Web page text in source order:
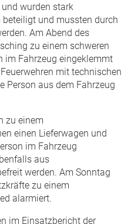
wurden stark
beteiligt und mussten durch
Am Abend des
zu einem schweren
im Fahrzeug eingeklemmt
mit technischen
Person aus dem Fahrzeug
zu einem
einen Lieferwagen und
im Fahrzeug
aus
werden. Am Sonntag
zu einem
alarmiert.
im Einsatzbericht der